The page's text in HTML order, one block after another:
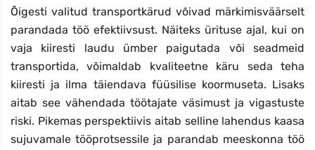
Õigesti valitud transportkärud võivad märkimisväärselt
parandada töö efektiivsust. Näiteks ürituse ajal, kui on
vaja kiiresti laudu ümber paigutada või seadmeid
transportida, võimaldab kvaliteetne käru seda teha
kiiresti ja ilma täiendava füüsilise koormuseta. Lisaks
aitab see vähendada töötajate väsimust ja vigastuste
riski. Pikemas perspektiivis aitab selline lahendus kaasa
sujuvamale tööprotsessile ja parandab meeskonna töö